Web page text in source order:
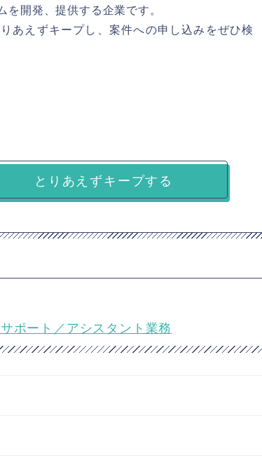
開発、提供する企業です。
あえずキープし、案件への申し込みをぜひ検
とりあえずキープする
ポート／アシスタント業務